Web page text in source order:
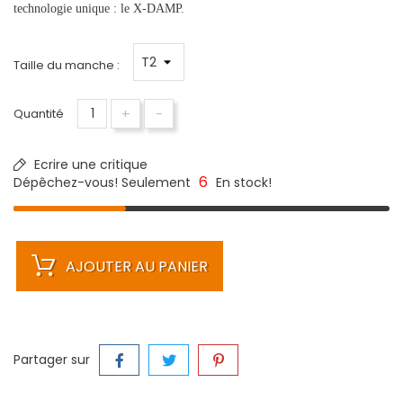
technologie unique : le X-DAMP.
Taille du manche :
Quantité + -
Ecrire une critique
Dépêchez-vous! Seulement 6 En stock!
AJOUTER AU PANIER
Partager sur